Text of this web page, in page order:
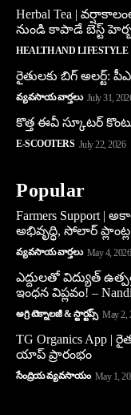
Herbal Tea |
నుండి కాపాడే బెస్ట్
HEALTH AND LIFESTYLE
రైతులకు బిగ్ అలర్ట్:
వ్యవసాయ వార్తలు July 31,
కొత్త ఈవీ స్కూట‌ర్
E-SCOOTERS July 22, 2026
Popular
Farmers Support
అభివృద్ధి, సోలార్
వ్యవసాయ వార్తలు May 4, 2026
ఎద్దులతో విద్యుత్
ఇంధన విప్లవం! –
అగ్రి టెక్నాలజీ & స్టార్టప్స్ May 2,
TG Organics App |
యాప్ ప్రారంభం
సేంద్రియ వ్యవసాయం May 1,